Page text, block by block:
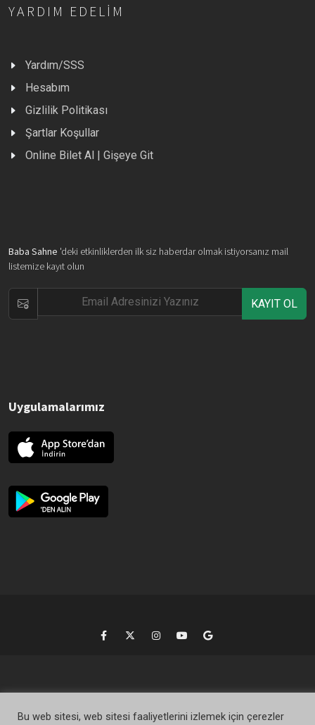
YARDIM EDELIM
Yardım/SSS
Hesabım
Gizlilik Politikası
Şartlar Koşullar
Online Bilet Al | Gişeye Git
Baba Sahne 'deki etkinliklerden ilk siz haberdar olmak istiyorsanız mail
listemize kayıt olun
KAYIT OL
Uygulamalarımız
Bu web sitesi, web sitesi faaliyetlerini izlemek için çerezler